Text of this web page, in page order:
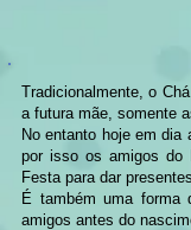
Tradicionalmente, o
a futura mãe, somente
No entanto hoje em dia
por isso os amigos do
Festa para dar
É também uma forma
amigos antes do